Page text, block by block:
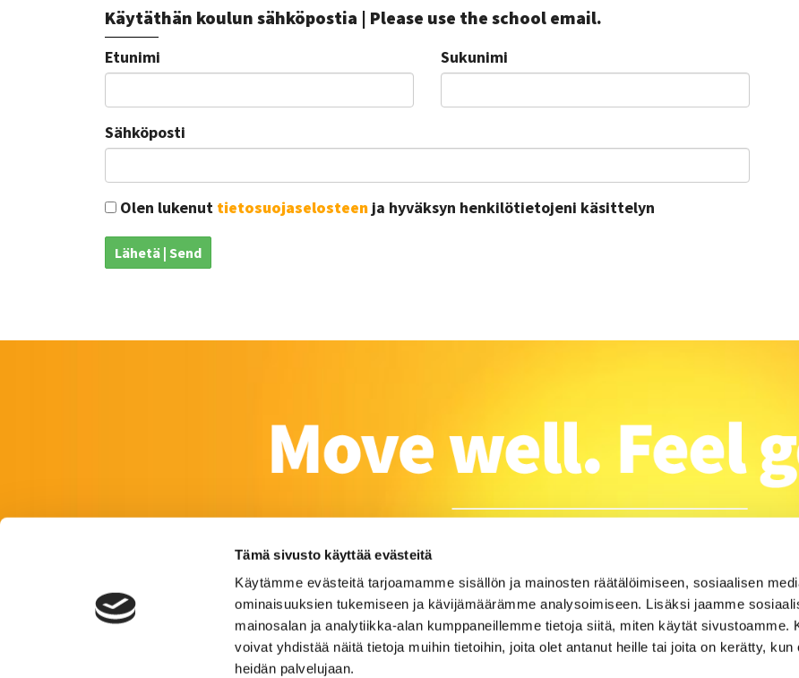
Tämä sivusto käyttää evästeitä
Käytämme evästeitä tarjoamamme sisällön ja mainosten räätälöimiseen, sosiaalisen
ominaisuuksien tukemiseen ja kävijämäärämme analysoimiseen. Lisäksi jaamme
mainosalan ja analytiikka-alan kumppaneillemme tietoja siitä, miten käytät sivustoamme.
voivat yhdistää näitä tietoja muihin tietoihin, joita olet antanut heille tai joita on kerätty, kun
heidän palvelujaan.
Käytäthän koulun sähköpostia | Please use the school email.
Etunimi Sukunimi
Sähköposti
Olen lukenut tietosuojaselosteen ja hyväksyn henkilötietojeni käsittelyn
Lähetä | Send